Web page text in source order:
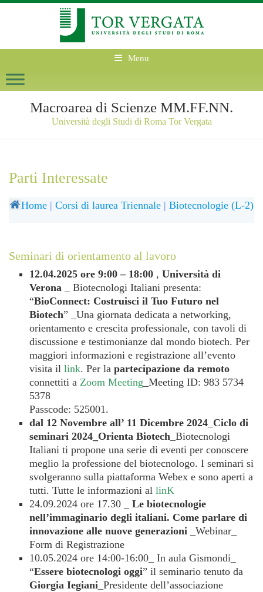
Menu
Macroarea di Scienze MM.FF.NN.
Università degli Studi di Roma Tor Vergata
Parti Interessate
Home | Corsi di laurea Triennale | Biotecnologie (L-2)
Seminari di orientamento al lavoro
12.04.2025 ore 9:00 – 18:00 , Università di
Verona _ Biotecnologi Italiani presenta:
“BioConnect: Costruisci il Tuo Futuro nel
Biotech” _Una giornata dedicata a networking,
orientamento e crescita professionale, con tavoli di
discussione e testimonianze dal mondo biotech. Per
maggiori informazioni e registrazione all’evento
visita il link. Per la partecipazione da remoto
connettiti a Zoom Meeting _Meeting ID: 983 5734
5378
Passcode: 525001.
dal 12 Novembre all’ 11 Dicembre 2024 Ciclo di
seminari 2024_Orienta Biotech _Biotecnologi
Italiani ti propone una serie di eventi per conoscere
meglio la professione del biotecnologo. I seminari si
svolgeranno sulla piattaforma Webex e sono aperti a
tutti. Tutte le informazioni al linK
24.09.2024 ore 17.30 _ Le biotecnologie
nell’immaginario degli italiani. Come parlare di
innovazione alle nuove generazioni _Webinar_
Form di Registrazione
10.05.2024 ore 14:00-16:00_ In aula Gismondi_
“Essere biotecnologi oggi” il seminario tenuto da
Giorgia Iegiani _Presidente dell’associazione